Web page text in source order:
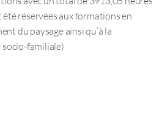
réservées aux formations en
du paysage ainsi qu’à la
familiale)